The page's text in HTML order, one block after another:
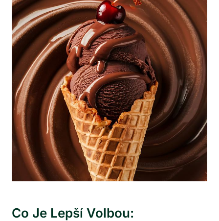
Co Je Lepší Volbou: